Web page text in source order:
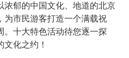
浓郁的中国文化、地道的北京
为市民游客打造一个满载祝
。十大特色活动待您逐一探
化之约！